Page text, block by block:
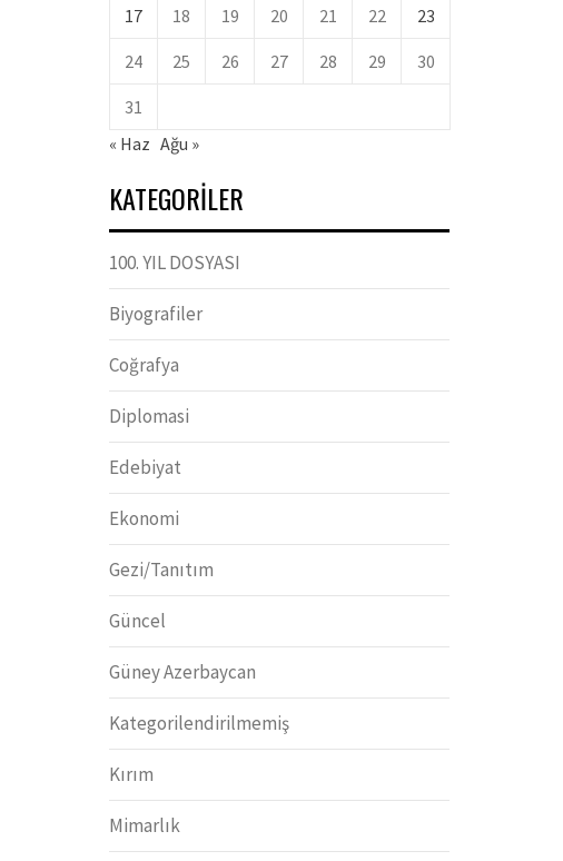
17 18 19 20 21 22 23
24 25 26 27 28 29 30
31
« Haz Ağu »
KATEGORILER
100. YIL DOSYASI
Biyografiler
Coğrafya
Diplomasi
Edebiyat
Ekonomi
Gezi/Tanıtım
Güncel
Güney Azerbaycan
Kategorilendirilmemiş
Kırım
Mimarlık